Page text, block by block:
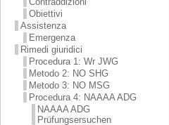
Obiettivi
Assistenza
Emergenza
Rimedi giuridici
Procedura 1: Wr JWG
Metodo 2: NO SHG
Metodo 3: NO MSG
Procedura 4: NAAAA ADG
NAAAA ADG
Prüfungsersuchen